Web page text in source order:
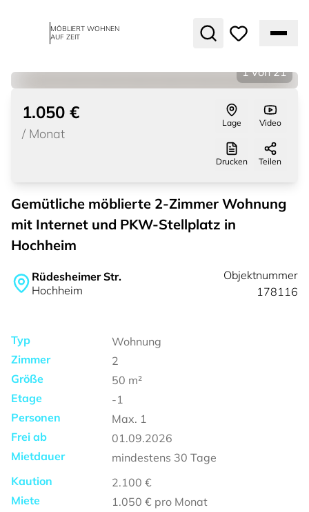
MÖBLIERT WOHNEN
AUF ZEIT
1 von 21
1.050 €
/ Monat
Lage Video
Drucken Teilen
Gemütliche möblierte 2-Zimmer Wohnung
mit Internet und PKW-Stellplatz in
Hochheim
Rüdesheimer Str.
Hochheim
Objektnummer
178116
Typ
Wohnung
Zimmer
2
Größe
50 m²
Etage
-1
Personen
Max. 1
Frei ab
01.09.2026
Mietdauer
mindestens 30 Tage
Kaution
2.100 €
Miete
1.050 € pro Monat